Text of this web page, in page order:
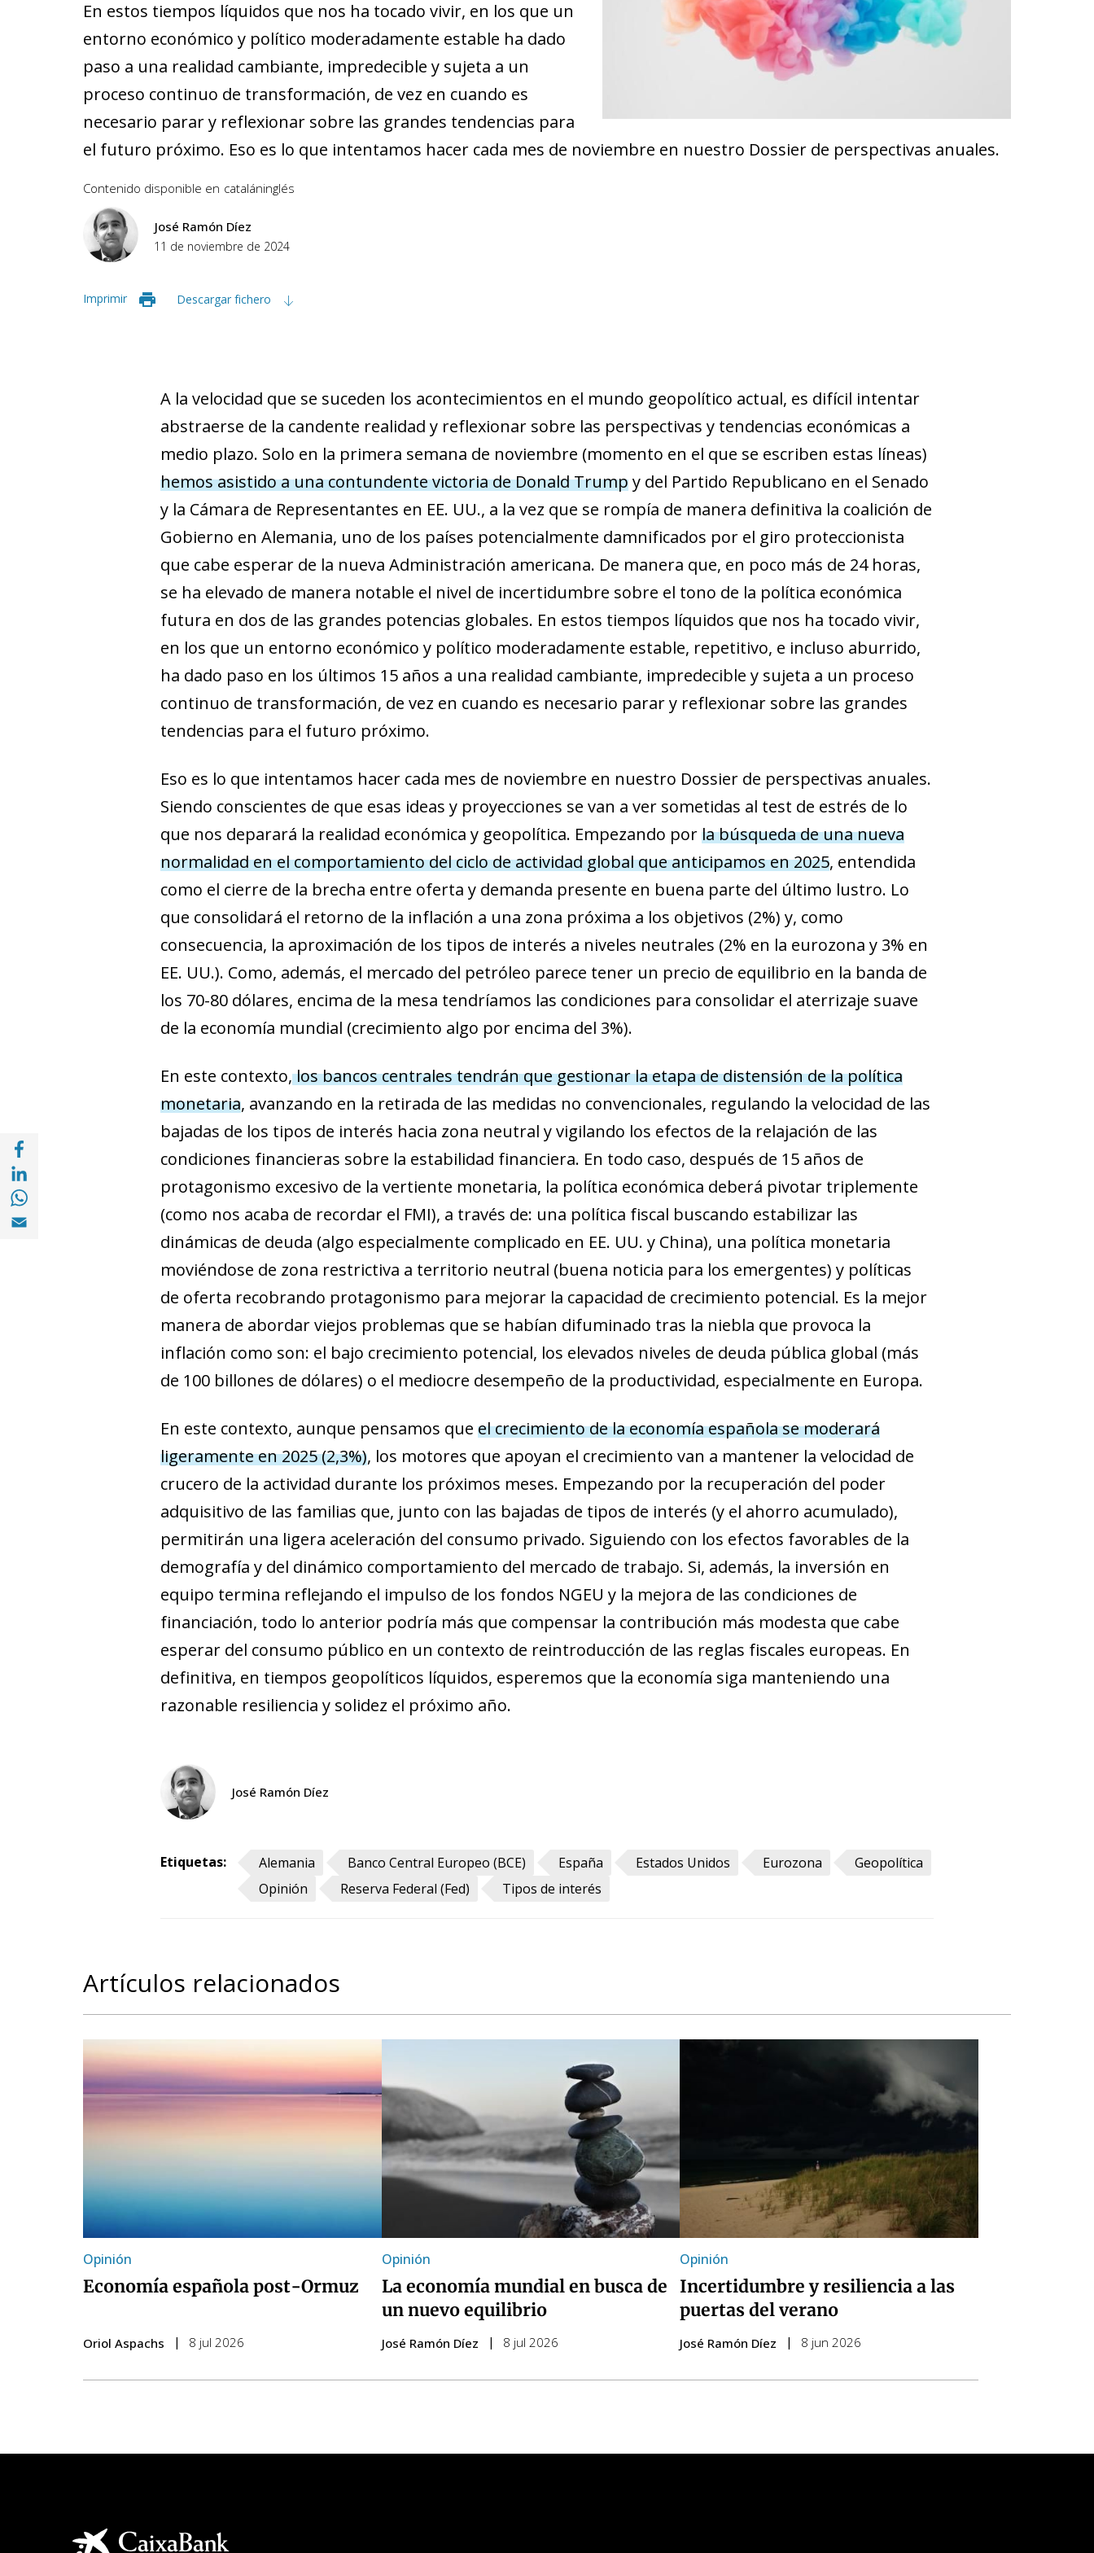
En estos tiempos líquidos que nos ha tocado vivir, en los que un
entorno económico y político moderadamente estable ha dado
paso a una realidad cambiante, impredecible y sujeta a un
proceso continuo de transformación, de vez en cuando es
necesario parar y reflexionar sobre las grandes tendencias para
el futuro próximo. Eso es lo que intentamos hacer cada mes de noviembre en nuestro Dossier de perspectivas anuales.
Contenido disponible en cataláninglés
José Ramón Díez
11 de noviembre de 2024
Imprimir Descargar fichero
Compartir en Facebook (opens in a new window)
Compartir en with Linkedin (opens in a new window)
Compartir en with Whatsapp (opens in a new window)
Compartir en Email (opens in a new window)
A la velocidad que se suceden los acontecimientos en el mundo geopolítico actual, es difícil intentar
abstraerse de la candente realidad y reflexionar sobre las perspectivas y tendencias económicas a
medio plazo. Solo en la primera semana de noviembre (momento en el que se escriben estas líneas)
hemos asistido a una contundente victoria de Donald Trumpy del Partido Republicano en el Senado
y la Cámara de Representantes en EE. UU., a la vez que se rompía de manera definitiva la coalición de
Gobierno en Alemania, uno de los países potencialmente damnificados por el giro proteccionista
que cabe esperar de la nueva Administración americana. De manera que, en poco más de 24 horas,
se ha elevado de manera notable el nivel de incertidumbre sobre el tono de la política económica
futura en dos de las grandes potencias globales. En estos tiempos líquidos que nos ha tocado vivir,
en los que un entorno económico y político moderadamente estable, repetitivo, e incluso aburrido,
ha dado paso en los últimos 15 años a una realidad cambiante, impredecible y sujeta a un proceso
continuo de transformación, de vez en cuando es necesario parar y reflexionar sobre las grandes
tendencias para el futuro próximo.
Eso es lo que intentamos hacer cada mes de noviembre en nuestro Dossier de perspectivas anuales.
Siendo conscientes de que esas ideas y proyecciones se van a ver sometidas al test de estrés de lo
que nos deparará la realidad económica y geopolítica. Empezando porla búsqueda de una nueva
normalidad en el comportamiento del ciclo de actividad global que anticipamos en 2025, entendida
como el cierre de la brecha entre oferta y demanda presente en buena parte del último lustro. Lo
que consolidará el retorno de la inflación a una zona próxima a los objetivos (2%) y, como
consecuencia, la aproximación de los tipos de interés a niveles neutrales (2% en la eurozona y 3% en
EE. UU.). Como, además, el mercado del petróleo parece tener un precio de equilibrio en la banda de
los 70-80 dólares, encima de la mesa tendríamos las condiciones para consolidar el aterrizaje suave
de la economía mundial (crecimiento algo por encima del 3%).
En este contexto,los bancos centrales tendrán que gestionar la etapa de distensión de la política
monetaria, avanzando en la retirada de las medidas no convencionales, regulando la velocidad de las
bajadas de los tipos de interés hacia zona neutral y vigilando los efectos de la relajación de las
condiciones financieras sobre la estabilidad financiera. En todo caso, después de 15 años de
protagonismo excesivo de la vertiente monetaria, la política económica deberá pivotar triplemente
(como nos acaba de recordar el FMI), a través de: una política fiscal buscando estabilizar las
dinámicas de deuda (algo especialmente complicado en EE. UU. y China), una política monetaria
moviéndose de zona restrictiva a territorio neutral (buena noticia para los emergentes) y políticas
de oferta recobrando protagonismo para mejorar la capacidad de crecimiento potencial. Es la mejor
manera de abordar viejos problemas que se habían difuminado tras la niebla que provoca la
inflación como son: el bajo crecimiento potencial, los elevados niveles de deuda pública global (más
de 100 billones de dólares) o el mediocre desempeño de la productividad, especialmente en Europa.
En este contexto, aunque pensamos que el crecimiento de la economía española se moderará
ligeramente en 2025 (2,3%), los motores que apoyan el crecimiento van a mantener la velocidad de
crucero de la actividad durante los próximos meses. Empezando por la recuperación del poder
adquisitivo de las familias que, junto con las bajadas de tipos de interés (y el ahorro acumulado),
permitirán una ligera aceleración del consumo privado. Siguiendo con los efectos favorables de la
demografía y del dinámico comportamiento del mercado de trabajo. Si, además, la inversión en
equipo termina reflejando el impulso de los fondos NGEU y la mejora de las condiciones de
financiación, todo lo anterior podría más que compensar la contribución más modesta que cabe
esperar del consumo público en un contexto de reintroducción de las reglas fiscales europeas. En
definitiva, en tiempos geopolíticos líquidos, esperemos que la economía siga manteniendo una
razonable resiliencia y solidez el próximo año.
José Ramón Díez
Etiquetas: Alemania Banco Central Europeo (BCE) España Estados Unidos Eurozona
Geopolítica
Opinión
Reserva Federal (Fed) Tipos de interés
Artículos relacionados
Opinión
Economía española post-Ormuz
Oriol Aspachs 8 jul 2026
Opinión
La economía mundial en busca de
un nuevo equilibrio
José Ramón Díez 8 jul 2026
Opinión
Incertidumbre y resiliencia a las
puertas del verano
José Ramón Díez 8 jun 2026